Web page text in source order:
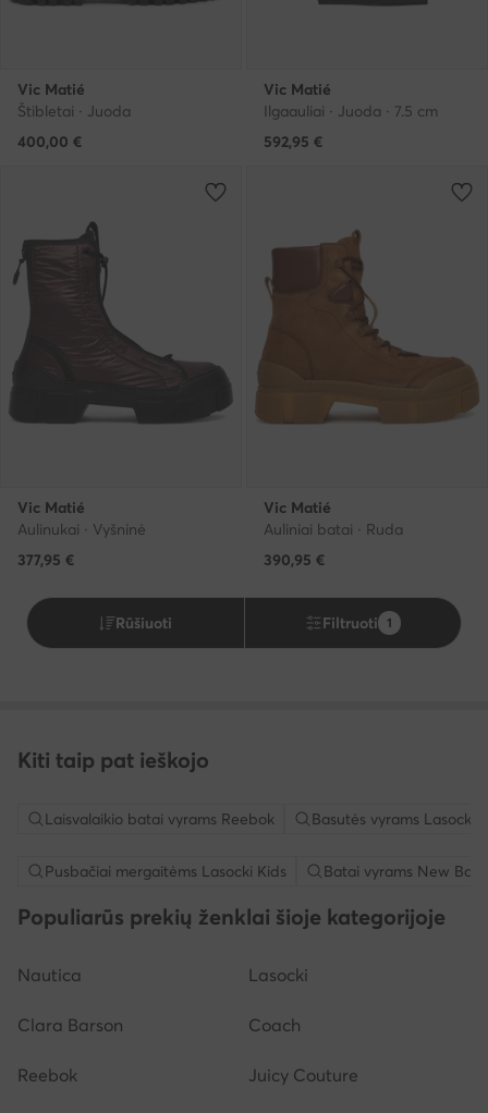
Vic Matié
Štibletai · Juoda
400,00 €
Vic Matié
Ilgaauliai · Juoda · 7.5 cm
592,95 €
Vic Matié
Aulinukai · Vyšninė
377,95 €
Vic Matié
Auliniai batai · Ruda
390,95 €
Rūšiuoti Filtruoti 1
Kiti taip pat ieškojo
Laisvalaikio batai vyrams Reebok Basutės vyrams Lasocki
Pusbačiai mergaitėms Lasocki Kids Batai vyrams New
Populiarūs prekių ženklai šioje kategorijoje
Nautica Lasocki
Clara Barson Coach
Reebok Juicy Couture